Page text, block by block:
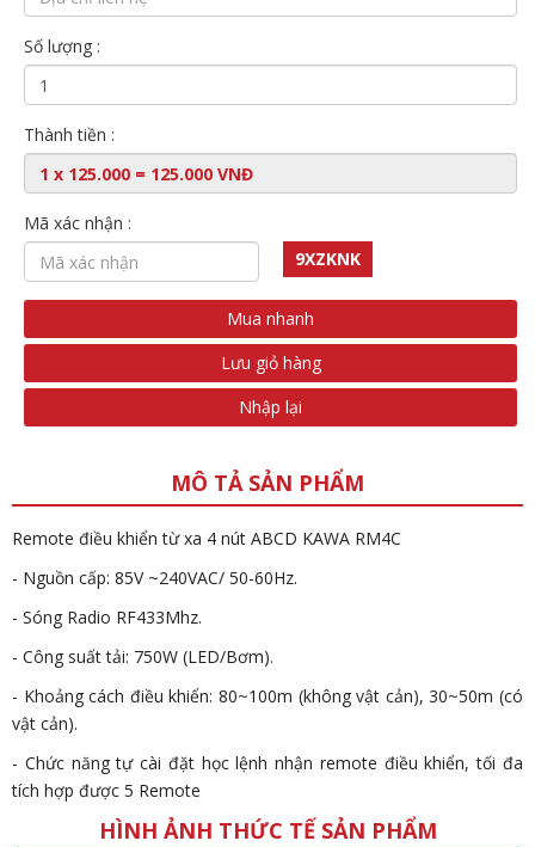
Số lượng :
Thành tiền :
Mã xác nhận :
9XZKNK
Mua nhanh
Lưu giỏ hàng
Nhập lại
MÔ TẢ SẢN PHẨM
Remote điều khiển từ xa 4 nút ABCD KAWA RM4C
- Nguồn cấp: 85V ~240VAC/ 50-60Hz.
- Sóng Radio RF433Mhz.
- Công suất tải: 750W (LED/Bơm).
- Khoảng cách điều khiển: 80~100m (không vật cản), 30~50m (có
vật cản).
- Chức năng tự cài đặt học lệnh nhận remote điều khiển, tối đa
tích hợp được 5 Remote
HÌNH ẢNH THỨC TẾ SẢN PHẨM